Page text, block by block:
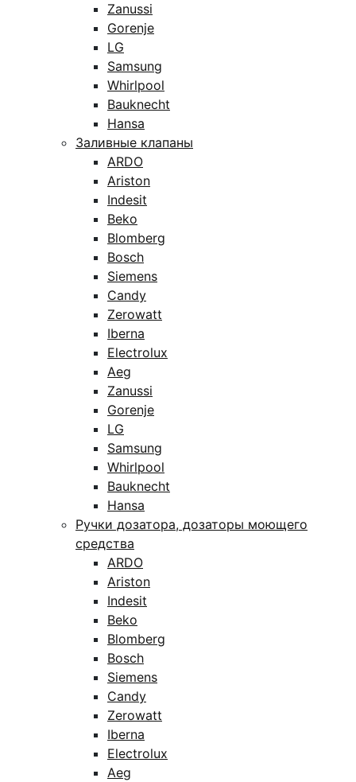
Zanussi
Gorenje
LG
Samsung
Whirlpool
Bauknecht
Hansa
Заливные клапаны
ARDO
Ariston
Indesit
Beko
Blomberg
Bosch
Siemens
Candy
Zerowatt
Iberna
Electrolux
Aeg
Zanussi
Gorenje
LG
Samsung
Whirlpool
Bauknecht
Hansa
Ручки дозатора, дозаторы моющего
средства
ARDO
Ariston
Indesit
Beko
Blomberg
Bosch
Siemens
Candy
Zerowatt
Iberna
Electrolux
Aeg